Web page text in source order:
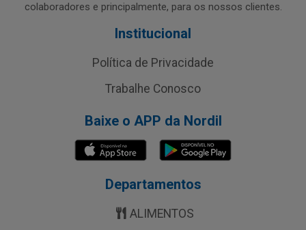
colaboradores e principalmente, para os nossos clientes.
Institucional
Política de Privacidade
Trabalhe Conosco
Baixe o APP da Nordil
Departamentos
ALIMENTOS